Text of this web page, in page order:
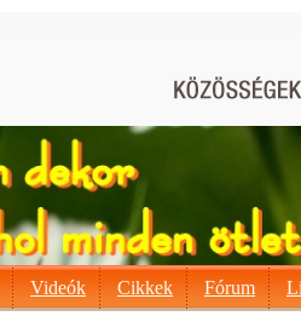
Videók Cikkek Fórum